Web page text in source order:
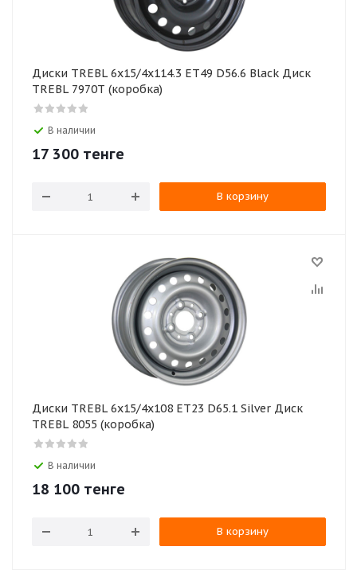
Диски TREBL 6x15/4x114.3 ET49 D56.6 Black Диск
TREBL 7970T (коробка)
В наличии
17 300 тенге
В корзину
Диски TREBL 6x15/4x108 ET23 D65.1 Silver Диск
TREBL 8055 (коробка)
В наличии
18 100 тенге
В корзину